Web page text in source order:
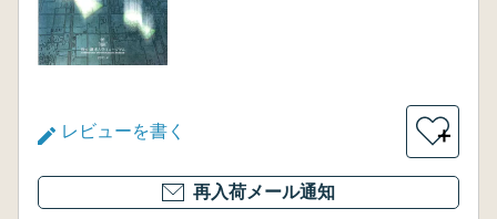
レビューを書く ＋
再入荷メール通知